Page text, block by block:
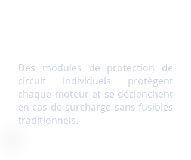
Des modules de protection de
circuit individuels protègent
chaque moteur et se déclenchent
en cas de surcharge sans fusibles
traditionnels.